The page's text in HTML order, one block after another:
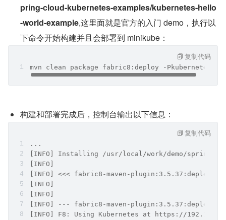
pring-cloud-kubernetes-examples/kubernetes-hello
-world-example,这里面就是官方的入门 demo，执行以
下命令开始构建并且会部署到 minikube：
mvn clean package fabric8:deploy -Pkubernetes
复制代码
构建和部署完成后，控制台输出以下信息：
...
[INFO] Installing /usr/local/work/demo/spring-
[INFO]
[INFO] <<< fabric8-maven-
[INFO]
[INFO]
[INFO] --- fabric8-maven-plugin:3.5.37:deploy
[INFO] F8: Using Kubernetes at https://
复制代码